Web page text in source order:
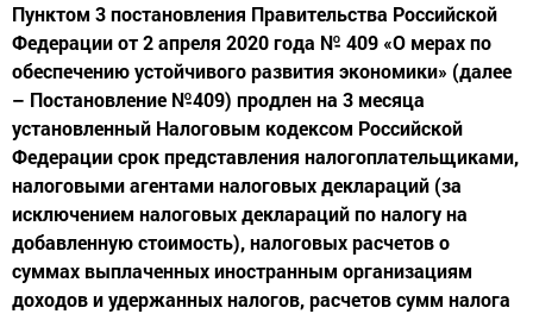
Пунктом 3 постановления Правительства Российской
Федерации от 2 апреля 2020 года № 409 «О мерах по
обеспечению устойчивого развития экономики» (далее
– Постановление №409) продлен на 3 месяца
установленный Налоговым кодексом Российской
Федерации срок представления налогоплательщиками,
налоговыми агентами налоговых деклараций (за
исключением налоговых деклараций по налогу на
добавленную стоимость), налоговых расчетов о
суммах выплаченных иностранным организациям
доходов и удержанных налогов, расчетов сумм налога